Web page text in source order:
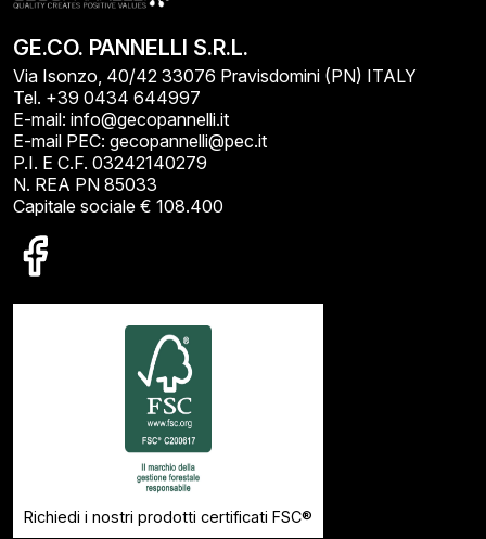
GE.CO. PANNELLI S.R.L.
Via Isonzo, 40/42 33076 Pravisdomini (PN) ITALY
Tel. +39 0434 644997
E-mail: info@gecopannelli.it
E-mail PEC: gecopannelli@pec.it
P.I. E C.F. 03242140279
N. REA PN 85033
Capitale sociale € 108.400
Richiedi i nostri prodotti certificati FSC®